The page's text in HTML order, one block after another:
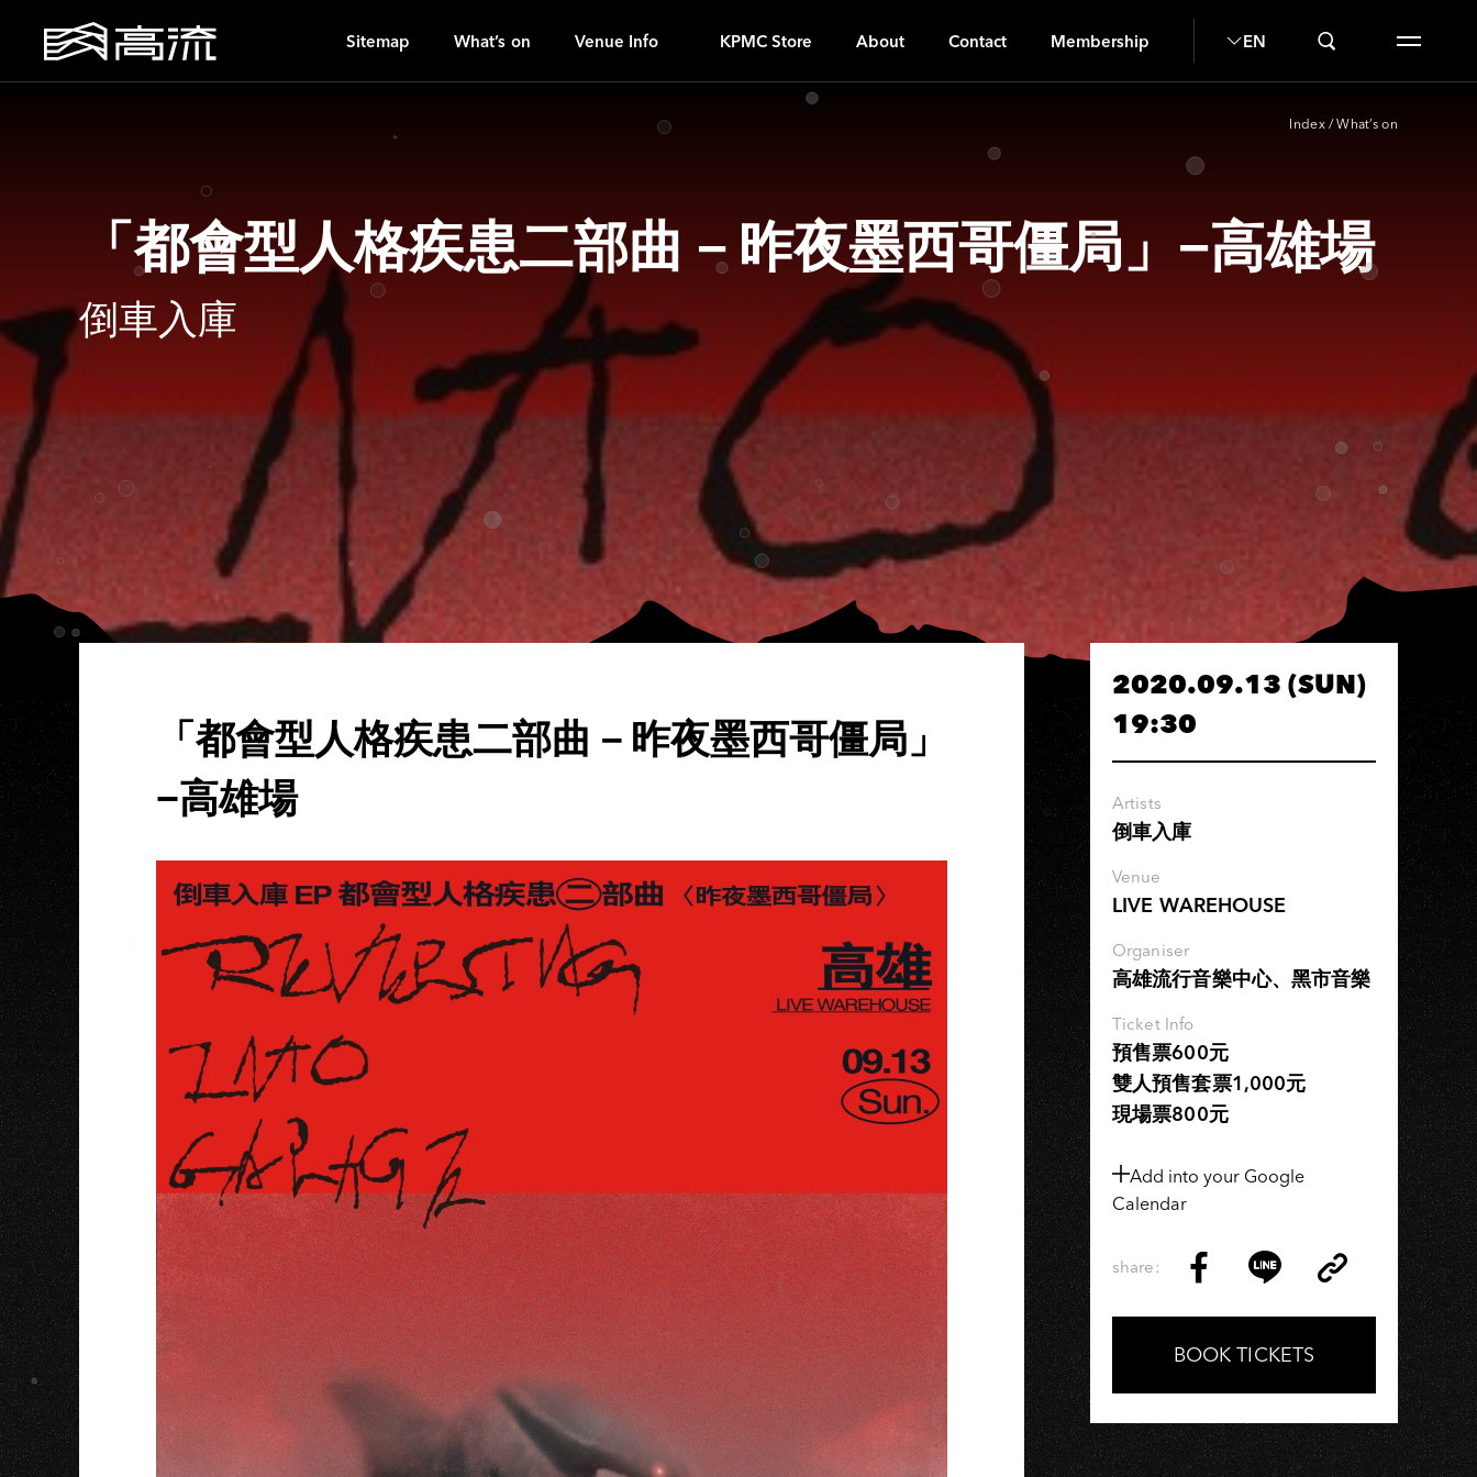
Sitemap What’s on Venue Info KPMC Store About Contact Membership EN
Index / What’s on
「都會型人格疾患二部曲－昨夜墨西哥僵局」−高雄場
倒車入庫
「都會型人格疾患二部曲－昨夜墨西哥僵局」
−高雄場
2020.09.13 (SUN)
19:30
Artists
倒車入庫
Venue
LIVE WAREHOUSE
Organiser
高雄流行音樂中心、黑市音樂
Ticket Info
預售票600元
雙人預售套票1,000元
現場票800元
Add into your Google
Calendar
share:
on
Facebook
on
LINE
Link
Copy
BOOK TICKETS